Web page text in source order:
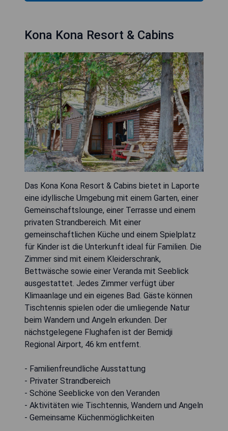
Kona Kona Resort & Cabins
Das Kona Kona Resort & Cabins bietet in Laporte
eine idyllische Umgebung mit einem Garten, einer
Gemeinschaftslounge, einer Terrasse und einem
privaten Strandbereich. Mit einer
gemeinschaftlichen Küche und einem Spielplatz
für Kinder ist die Unterkunft ideal für Familien. Die
Zimmer sind mit einem Kleiderschrank,
Bettwäsche sowie einer Veranda mit Seeblick
ausgestattet. Jedes Zimmer verfügt über
Klimaanlage und ein eigenes Bad. Gäste können
Tischtennis spielen oder die umliegende Natur
beim Wandern und Angeln erkunden. Der
nächstgelegene Flughafen ist der Bemidji
Regional Airport, 46 km entfernt.
- Familienfreundliche Ausstattung
- Privater Strandbereich
- Schöne Seeblicke von den Veranden
- Aktivitäten wie Tischtennis, Wandern und Angeln
- Gemeinsame Küchenmöglichkeiten